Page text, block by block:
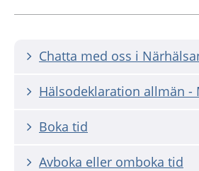
Chatta med oss i
Hälsodeklaration allmän -
Boka tid
Avboka eller omboka tid